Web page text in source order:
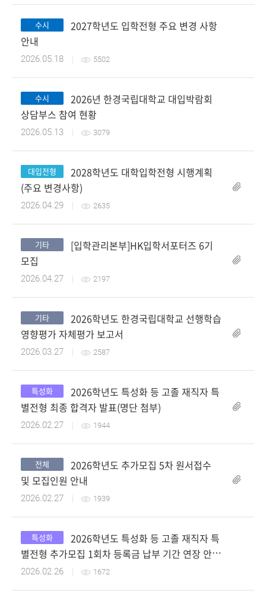
수시
2027학년도 입학전형 주요 변경 사항
안내
2026.05.18 5502
수시
2026년 한경국립대학교 대입박람회
상담부스 참여 현황
2026.05.13 3079
대입전형
2028학년도 대학입학전형 시행계획
(주요 변경사항)
첨부파일
2026.04.29 2635
기타
[입학관리본부]HK입학서포터즈 6기
모집
첨부파일
2026.04.27 2197
기타
2026학년도 한경국립대학교 선행학습
영향평가 자체평가 보고서
첨부파일
2026.03.27 2587
특성화
2026학년도 특성화 등 고졸 재직자 특
별전형 최종 합격자 발표(명단 첨부)
2026.02.27 1944
전체
2026학년도 추가모집 5차 원서접수
및 모집인원 안내
2026.02.27 1939
특성화
2026학년도 특성화 등 고졸 재직자 특
별전형 추가모집 1회차 등록금 납부 기간 연장 안내
공지
2026.02.26 1672